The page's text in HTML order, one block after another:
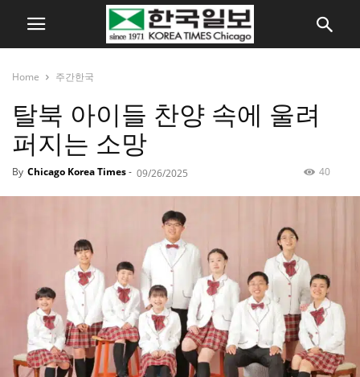
Home 주간한국
탈북 아이들 찬양 속에 울려
퍼지는 소망
By Chicago Korea Times- 09/26/2025 40